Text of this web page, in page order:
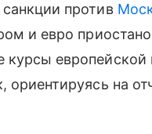
против
и евро
европейской
на